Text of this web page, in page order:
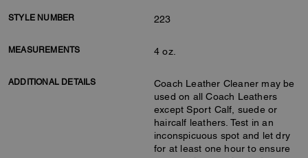
STYLE NUMBER 223
MEASUREMENTS 4 oz.
ADDITIONAL DETAILS
Coach Leather Cleaner may be
used on all Coach Leathers
except Sport Calf, suede or
haircalf leathers. Test in an
inconspicuous spot and let dry
for at least one hour to ensure